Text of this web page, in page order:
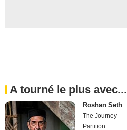
A tourné le plus avec...
Roshan Seth
The Journey
Partition